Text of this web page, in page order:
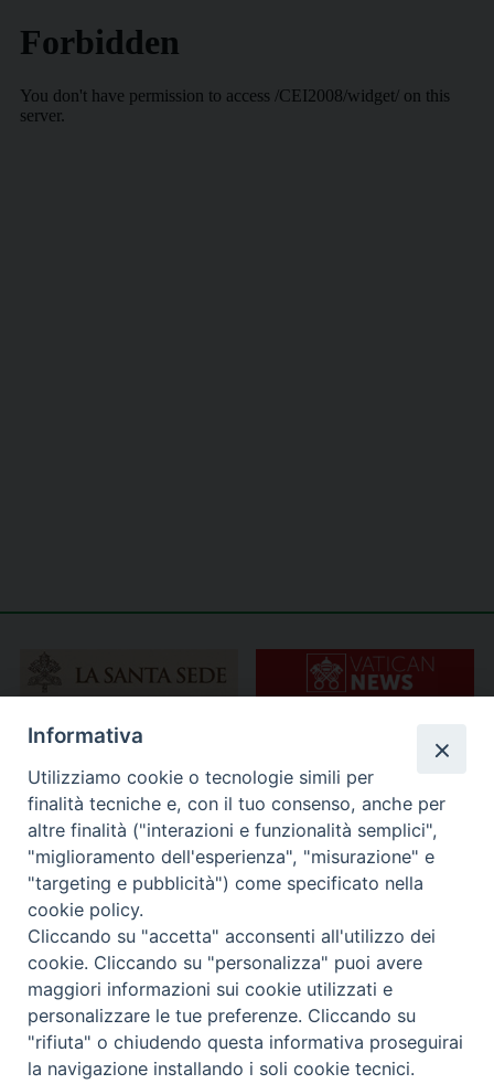
Informativa
Utilizziamo cookie o tecnologie simili per
finalità tecniche e, con il tuo consenso, anche per
altre finalità ("interazioni e funzionalità semplici",
"miglioramento dell'esperienza", "misurazione" e
"targeting e pubblicità") come specificato nella
cookie policy.
Cliccando su "accetta" acconsenti all'utilizzo dei
cookie. Cliccando su "personalizza" puoi avere
maggiori informazioni sui cookie utilizzati e
personalizzare le tue preferenze. Cliccando su
"rifiuta" o chiudendo questa informativa proseguirai
la navigazione installando i soli cookie tecnici.